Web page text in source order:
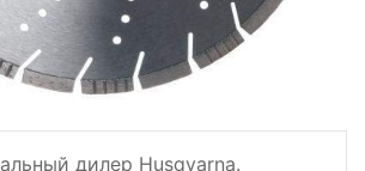
дилер Husqvarna.